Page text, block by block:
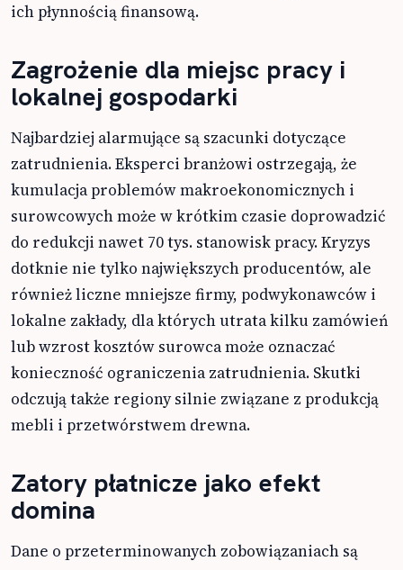
ich płynnością finansową.
Zagrożenie dla miejsc pracy i
lokalnej gospodarki
Najbardziej alarmujące są szacunki dotyczące
zatrudnienia. Eksperci branżowi ostrzegają, że
kumulacja problemów makroekonomicznych i
surowcowych może w krótkim czasie doprowadzić
do redukcji nawet 70 tys. stanowisk pracy. Kryzys
dotknie nie tylko największych producentów, ale
również liczne mniejsze firmy, podwykonawców i
lokalne zakłady, dla których utrata kilku zamówień
lub wzrost kosztów surowca może oznaczać
konieczność ograniczenia zatrudnienia. Skutki
odczują także regiony silnie związane z produkcją
mebli i przetwórstwem drewna.
Zatory płatnicze jako efekt
domina
Dane o przeterminowanych zobowiązaniach są